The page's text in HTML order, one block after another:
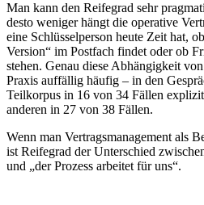
Man kann den Reifegrad sehr
desto weniger hängt die operative
eine Schlüsselperson heute Zeit hat,
Version“ im Postfach findet oder ob
stehen. Genau diese Abhängigkeit
Praxis auffällig häufig – in den
Teilkorpus in 16 von 34 Fällen
anderen in 27 von 38 Fällen.
Wenn man Vertragsmanagement als
ist Reifegrad der Unterschied
und „der Prozess arbeitet für uns“.